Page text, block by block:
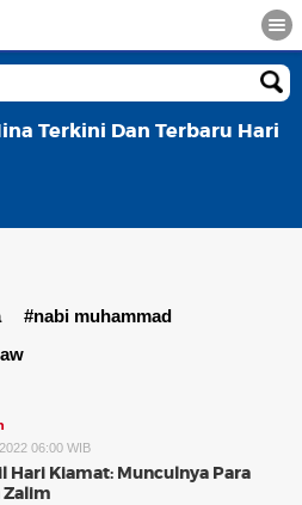
Terkini Dan Terbaru Hari
#nabi muhammad
06:00 WIB
Hari Kiamat: Munculnya Para